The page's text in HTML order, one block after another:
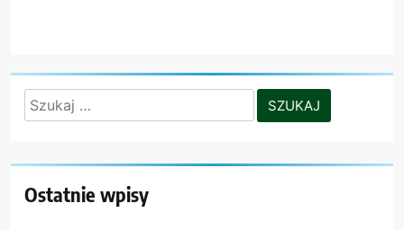
Szukaj:
Ostatnie wpisy